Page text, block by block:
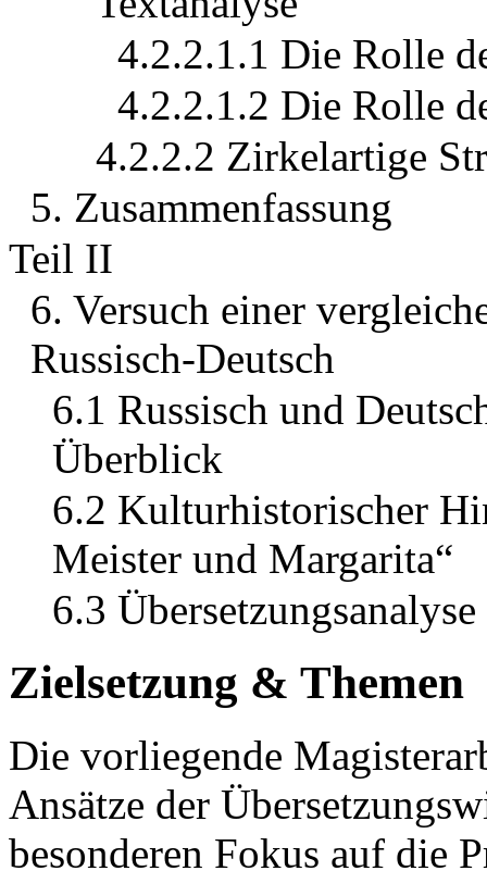
4.2.2.1.1 Die Rolle
4.2.2.1.2 Die Rolle
4.2.2.2 Zirkelartige
5. Zusammenfassung
Teil II
6. Versuch einer
Russisch-Deutsch
6.1 Russisch und
Überblick
6.2 Kulturhistorischer
Meister und Margarita“
6.3 Übersetzungsanalyse
Zielsetzung & Themen
Die vorliegende
Ansätze der
besonderen Fokus auf die